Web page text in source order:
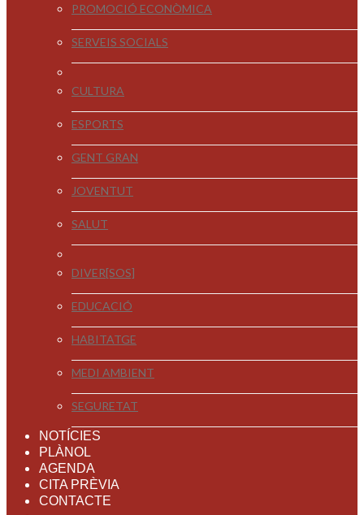
PROMOCIÓ ECONÒMICA
SERVEIS SOCIALS
CULTURA
ESPORTS
GENT GRAN
JOVENTUT
SALUT
DIVER[SOS]
EDUCACIÓ
HABITATGE
MEDI AMBIENT
SEGURETAT
NOTÍCIES
PLÀNOL
AGENDA
CITA PRÈVIA
CONTACTE